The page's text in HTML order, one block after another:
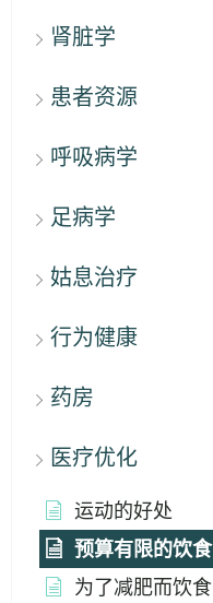
肾脏学
患者资源
呼吸病学
足病学
姑息治疗
行为健康
药房
医疗优化
运动的好处
预算有限的饮食
为了减肥而饮食